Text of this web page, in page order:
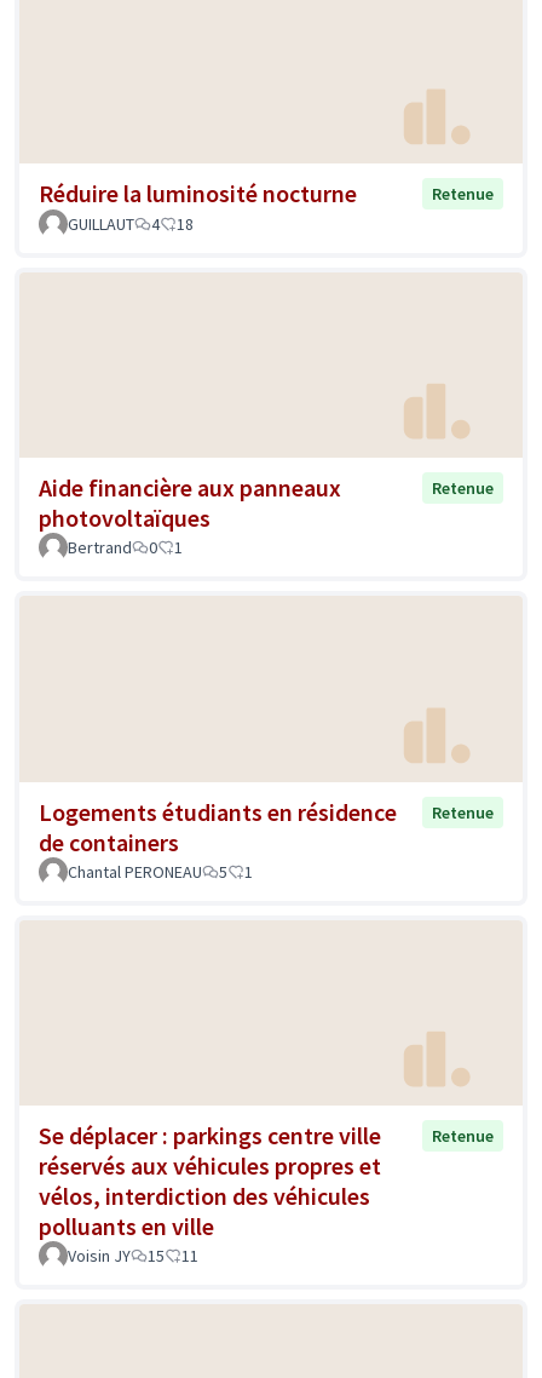
Réduire la luminosité nocturne
Retenue
GUILLAUT
4 18
Aide financière aux panneaux
photovoltaïques
Retenue
Bertrand 0 1
Logements étudiants en résidence
de containers
Retenue
Chantal PERONEAU 5 1
Se déplacer : parkings centre ville
réservés aux véhicules propres et
vélos, interdiction des véhicules
polluants en ville
Retenue
Voisin JY 15 11